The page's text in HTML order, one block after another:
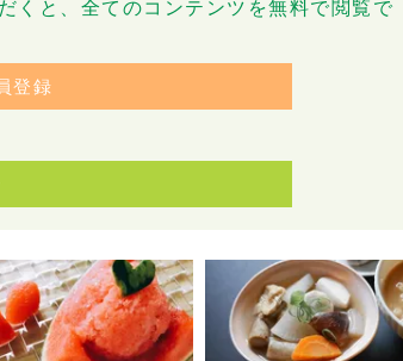
くと、全てのコンテンツを無料で閲覧で
登録